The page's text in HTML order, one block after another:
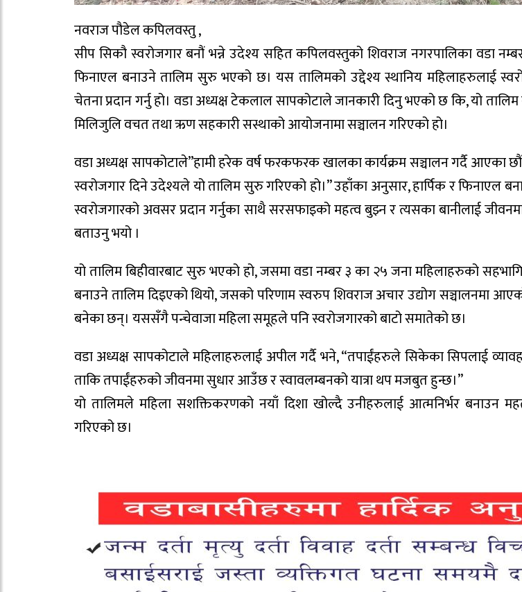
नवराज पौडेल कपिलवस्तु ,
सीप सिकौ स्वरोजगार बनौं भन्ने उदेश्य सहित कपिलवस्तुको शिवराज नगरपालिका वडा
फिनाएल बनाउने तालिम सुरु भएको छ। यस तालिमको उद्देश्य स्थानिय महिलाहरुलाई
चेतना प्रदान गर्नु हो। वडा अध्यक्ष टेकलाल सापकोटाले जानकारी दिनु भएको छ कि, यो
मिलिजुलि वचत तथा ऋण सहकारी सस्थाको आयोजनामा सञ्चालन गरिएको हो।
वडा अध्यक्ष सापकोटाले”हामी हरेक वर्ष फरकफरक खालका कार्यक्रम सञ्चालन गर्दै आएका
स्वरोजगार दिने उदेश्यले यो तालिम सुरु गरिएको हो।” उहाँका अनुसार, हार्पिक र फिनाएल
स्वरोजगारको अवसर प्रदान गर्नुका साथै सरसफाइको महत्व बुझ्न र त्यसका बानीलाई जीवनमा
बताउनु भयो ।
यो तालिम बिहीवारबाट सुरु भएको हो, जसमा वडा नम्बर ३ का २५ जना महिलाहरुको
बनाउने तालिम दिइएको थियो, जसको परिणाम स्वरुप शिवराज अचार उद्योग सञ्चालनमा
बनेका छन्। यससँगै पन्चेवाजा महिला समूहले पनि स्वरोजगारको बाटो समातेको छ।
वडा अध्यक्ष सापकोटाले महिलाहरुलाई अपील गर्दै भने, “तपाईंहरुले सिकेका सिपलाई
ताकि तपाईंहरुको जीवनमा सुधार आउँछ र स्वावलम्बनको यात्रा थप मजबुत हुन्छ।”
यो तालिमले महिला सशक्तिकरणको नयाँ दिशा खोल्दै उनीहरुलाई आत्मनिर्भर बनाउन
गरिएको छ।